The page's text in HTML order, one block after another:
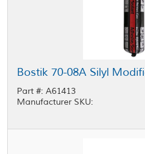
Part #: A61413
Manufacturer SKU: